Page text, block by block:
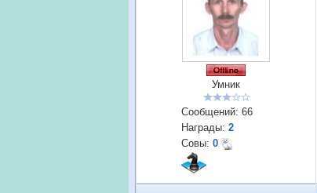
Умник
Сообщений: 66
Награды: 2
Совы: 0